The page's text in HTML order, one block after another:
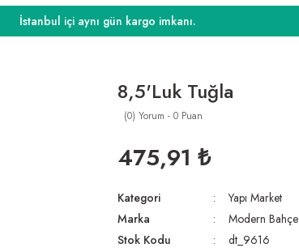
İstanbul içi aynı gün kargo imkanı.
8,5'Luk Tuğla
(0) Yorum - 0 Puan
475,91 ₺
Kategori
Yapı Market
Marka
Modern Bahçe
Stok Kodu
dt_9616